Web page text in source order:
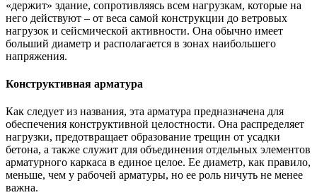
«держит» здание, сопротивляясь всем нагрузкам, которые на
него действуют – от веса самой конструкции до ветровых
нагрузок и сейсмической активности. Она обычно имеет
больший диаметр и располагается в зонах наибольшего
напряжения.
Конструктивная арматура
Как следует из названия, эта арматура предназначена для
обеспечения конструктивной целостности. Она распределяет
нагрузки, предотвращает образование трещин от усадки
бетона, а также служит для объединения отдельных элементов
арматурного каркаса в единое целое. Ее диаметр, как правило,
меньше, чем у рабочей арматуры, но ее роль ничуть не менее
важна.